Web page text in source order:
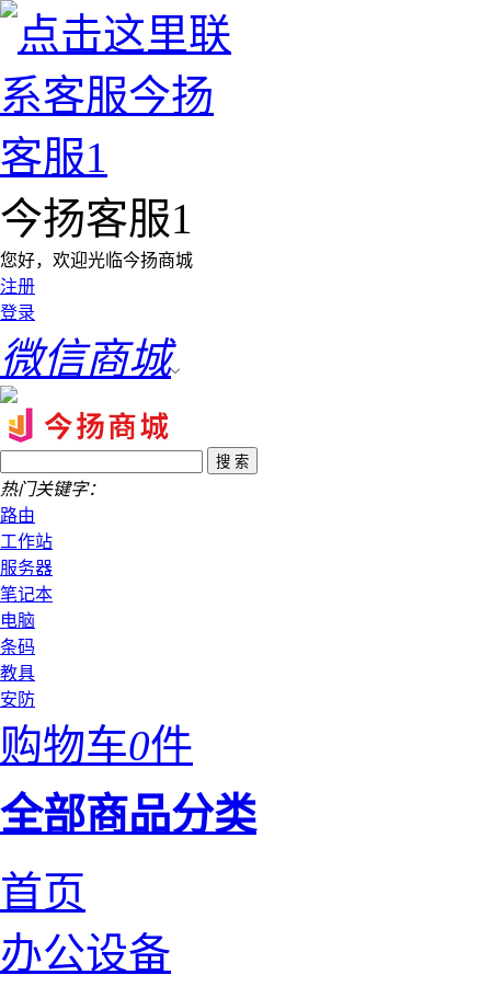
今扬客服1
您好，欢迎光临今扬商城
注册
登录
微信商城
热门关键字：
路由
工作站
服务器
笔记本
电脑
条码
教具
安防
购物车0件
全部商品分类
首页
办公设备